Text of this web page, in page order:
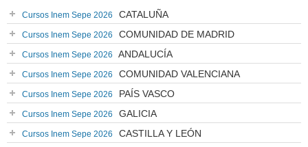
Cursos Inem Sepe 2026 CATALUÑA
Cursos Inem Sepe 2026 COMUNIDAD DE MADRID
Cursos Inem Sepe 2026 ANDALUCÍA
Cursos Inem Sepe 2026 COMUNIDAD VALENCIANA
Cursos Inem Sepe 2026 PAÍS VASCO
Cursos Inem Sepe 2026 GALICIA
Cursos Inem Sepe 2026 CASTILLA Y LEÓN